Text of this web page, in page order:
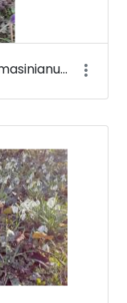
20260225_134054 Crocus tommasinianus &#39;Barr&#39;s Purple&#39;